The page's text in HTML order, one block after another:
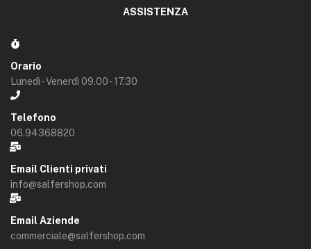
ASSISTENZA
Orario
Lunedì - Venerdì 09.00 - 17.30
Telefono
06.94368820
Email Clienti privati
info@salfershop.com
Email Aziende
commerciale@salfershop.com